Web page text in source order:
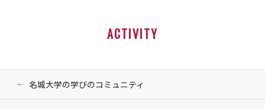
ACTIVITY
名城大学の学びのコミュニティ